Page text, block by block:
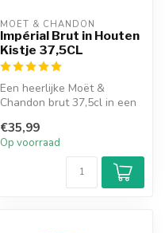
MOËT & CHANDON
Impérial Brut in Houten
Kistje 37,5CL
Een heerlijke Moët &
Chandon brut 37,5cl in een
houten kis...
€35,99
Op voorraad